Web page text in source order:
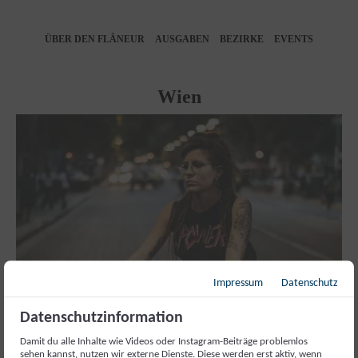
ÜBER DEN FLÂNEUR AUSGABEN BEZIRKE EVENTS
Wien
Impressum Datenschutz
Datenschutzinformation
Damit du alle Inhalte wie Videos oder Instagram-Beiträge problemlos
sehen kannst, nutzen wir externe Dienste. Diese werden erst aktiv, wenn